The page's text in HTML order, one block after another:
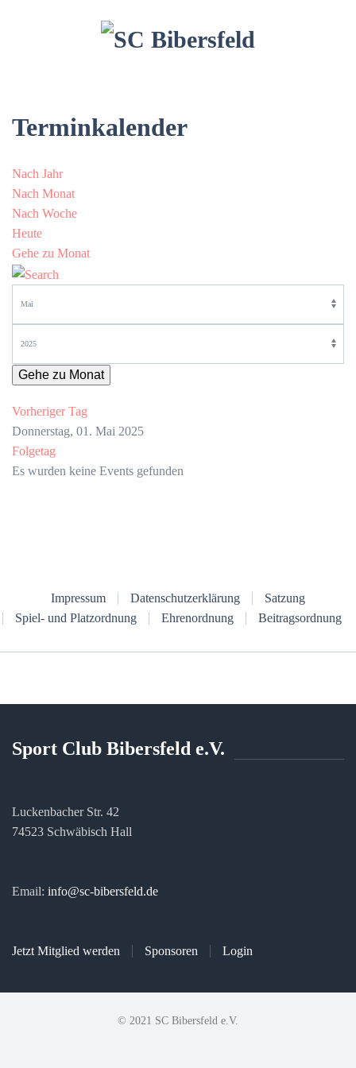
Terminkalender
Nach Jahr
Nach Monat
Nach Woche
Heute
Gehe zu Monat
Gehe zu Monat
Vorheriger Tag
Donnerstag, 01. Mai 2025
Folgetag
Es wurden keine Events gefunden
Impressum Datenschutzerklärung
Satzung
Spiel- und Platzordnung
Ehrenordnung Beitragsordnung
Sport Club Bibersfeld e.V.
Luckenbacher Str. 42
74523 Schwäbisch Hall
Email: info@sc-bibersfeld.de
Jetzt Mitglied werden Sponsoren Login
© 2021 SC Bibersfeld e.V.